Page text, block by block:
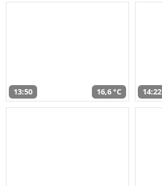
13:50 16,6 °C 14:22